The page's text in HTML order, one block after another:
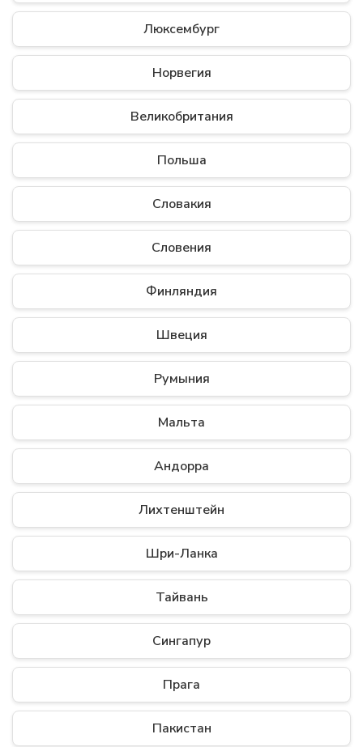
Люксембург
Норвегия
Великобритания
Польша
Словакия
Словения
Финляндия
Швеция
Румыния
Мальта
Андорра
Лихтенштейн
Шри-Ланка
Тайвань
Сингапур
Прага
Пакистан